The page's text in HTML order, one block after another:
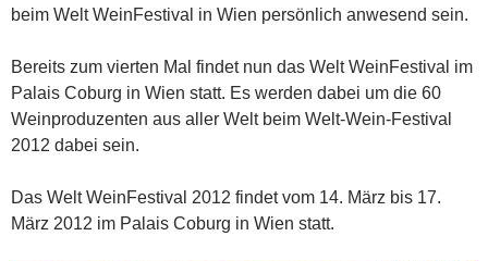
beim Welt WeinFestival in Wien persönlich anwesend sein.
Bereits zum vierten Mal findet nun das Welt WeinFestival im
Palais Coburg in Wien statt. Es werden dabei um die 60
Weinproduzenten aus aller Welt beim Welt-Wein-Festival
2012 dabei sein.
Das Welt WeinFestival 2012 findet vom 14. März bis 17.
März 2012 im Palais Coburg in Wien statt.